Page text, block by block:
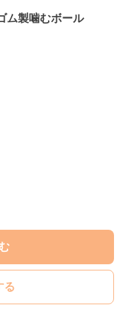
ム製噛むボール
る